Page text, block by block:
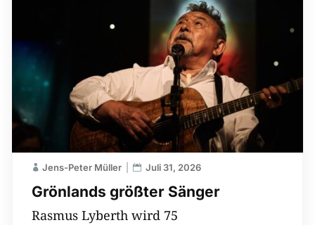
Grönlands größter Sänger
Jens-Peter Müller Juli 31, 2026
Rasmus Lyberth wird 75